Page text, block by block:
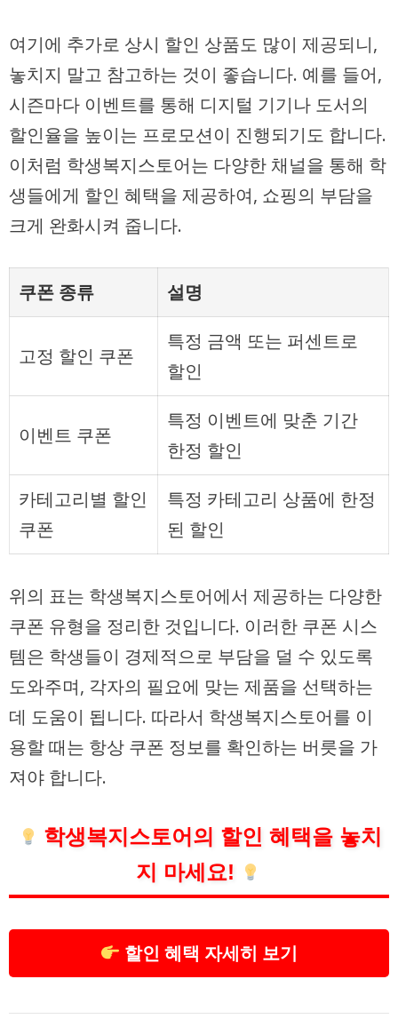
여기에 추가로 상시 할인 상품도 많이 제공되니,
놓치지 말고 참고하는 것이 좋습니다. 예를 들어,
시즌마다 이벤트를 통해 디지털 기기나 도서의
할인율을 높이는 프로모션이 진행되기도 합니다.
이처럼 학생복지스토어는 다양한 채널을 통해 학
생들에게 할인 혜택을 제공하여, 쇼핑의 부담을
크게 완화시켜 줍니다.
쿠폰 종류 설명
고정 할인 쿠폰
특정 금액 또는 퍼센트로
할인
이벤트 쿠폰
특정 이벤트에 맞춘 기간
한정 할인
카테고리별 할인
쿠폰
특정 카테고리 상품에 한정
된 할인
위의 표는 학생복지스토어에서 제공하는 다양한
쿠폰 유형을 정리한 것입니다. 이러한 쿠폰 시스
템은 학생들이 경제적으로 부담을 덜 수 있도록
도와주며, 각자의 필요에 맞는 제품을 선택하는
데 도움이 됩니다. 따라서 학생복지스토어를 이
용할 때는 항상 쿠폰 정보를 확인하는 버릇을 가
져야 합니다.
학생복지스토어의 할인 혜택을 놓치
지 마세요!
할인 혜택 자세히 보기